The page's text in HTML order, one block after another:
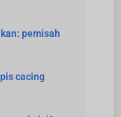
pemisah
cacing